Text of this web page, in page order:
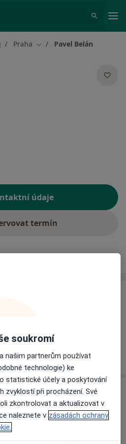
Praha Změna města
Pavel Belán
údaje
termín
a cenách nejsou k dispozici
službách.
v Motole
06
soukromí
našim partnerům používat
technologie) ke
statistické účely a poskytování
zvyklostí při procházení. Své
zkontrolovat a aktualizovat v
naleznete v zásadách ochrany